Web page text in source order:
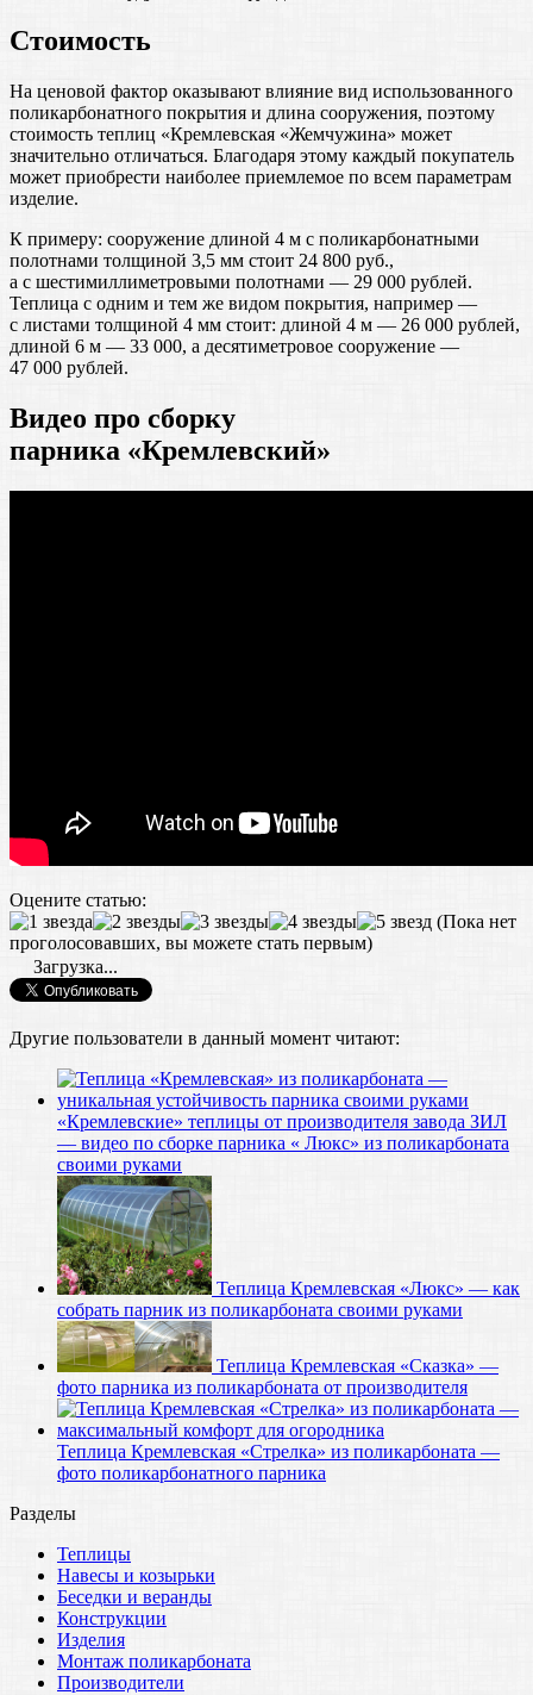
Стоимость
На ценовой фактор оказывают влияние вид использованного
поликарбонатного покрытия и длина сооружения, поэтому
стоимость теплиц «Кремлевская «Жемчужина» может
значительно отличаться. Благодаря этому каждый покупатель
может приобрести наиболее приемлемое по всем параметрам
изделие.
К примеру: сооружение длиной 4 м с поликарбонатными
полотнами толщиной 3,5 мм стоит 24 800 руб.,
а с шестимиллиметровыми полотнами — 29 000 рублей.
Теплица с одним и тем же видом покрытия, например —
с листами толщиной 4 мм стоит: длиной 4 м — 26 000 рублей,
длиной 6 м — 33 000, а десятиметровое сооружение —
47 000 рублей.
Видео про сборку
парника «Кремлевский»
Оцените статью:
(Пока нет
проголосовавших, вы можете стать первым)
Загрузка...
Другие пользователи в данный момент читают:
«Кремлевские» теплицы от производителя завода ЗИЛ
— видео по сборке парника « Люкс» из поликарбоната
своими руками
Теплица Кремлевская «Люкс» — как
собрать парник из поликарбоната своими руками
Теплица Кремлевская «Сказка» —
фото парника из поликарбоната от производителя
Теплица Кремлевская «Стрелка» из поликарбоната —
фото поликарбонатного парника
Разделы
Теплицы
Навесы и козырьки
Беседки и веранды
Конструкции
Изделия
Монтаж поликарбоната
Производители